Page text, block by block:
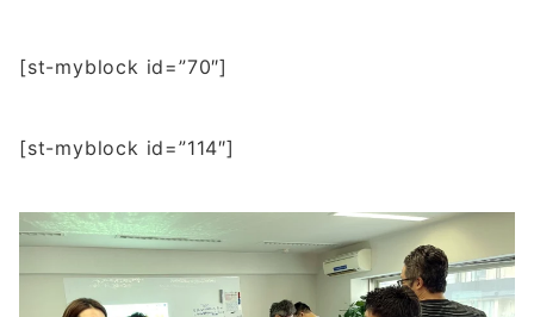
[st-myblock id=”70″]
[st-myblock id=”114″]